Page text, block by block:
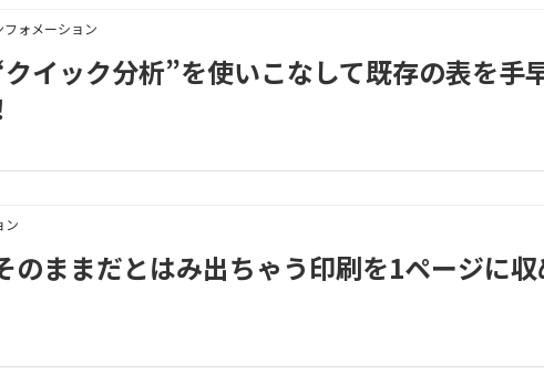
ォメーション
イック分析”を使いこなして既存の表を手
ン
のままだとはみ出ちゃう印刷を1ページに